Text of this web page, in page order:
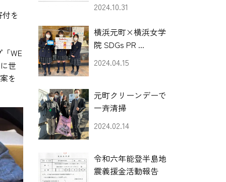
を
WE
世
を
2024.10.31
横浜元町×横浜女学
院 SDGs PR ...
2024.04.15
元町クリーンデーで
一斉清掃
2024.02.14
令和六年能登半島地
震義援金活動報告